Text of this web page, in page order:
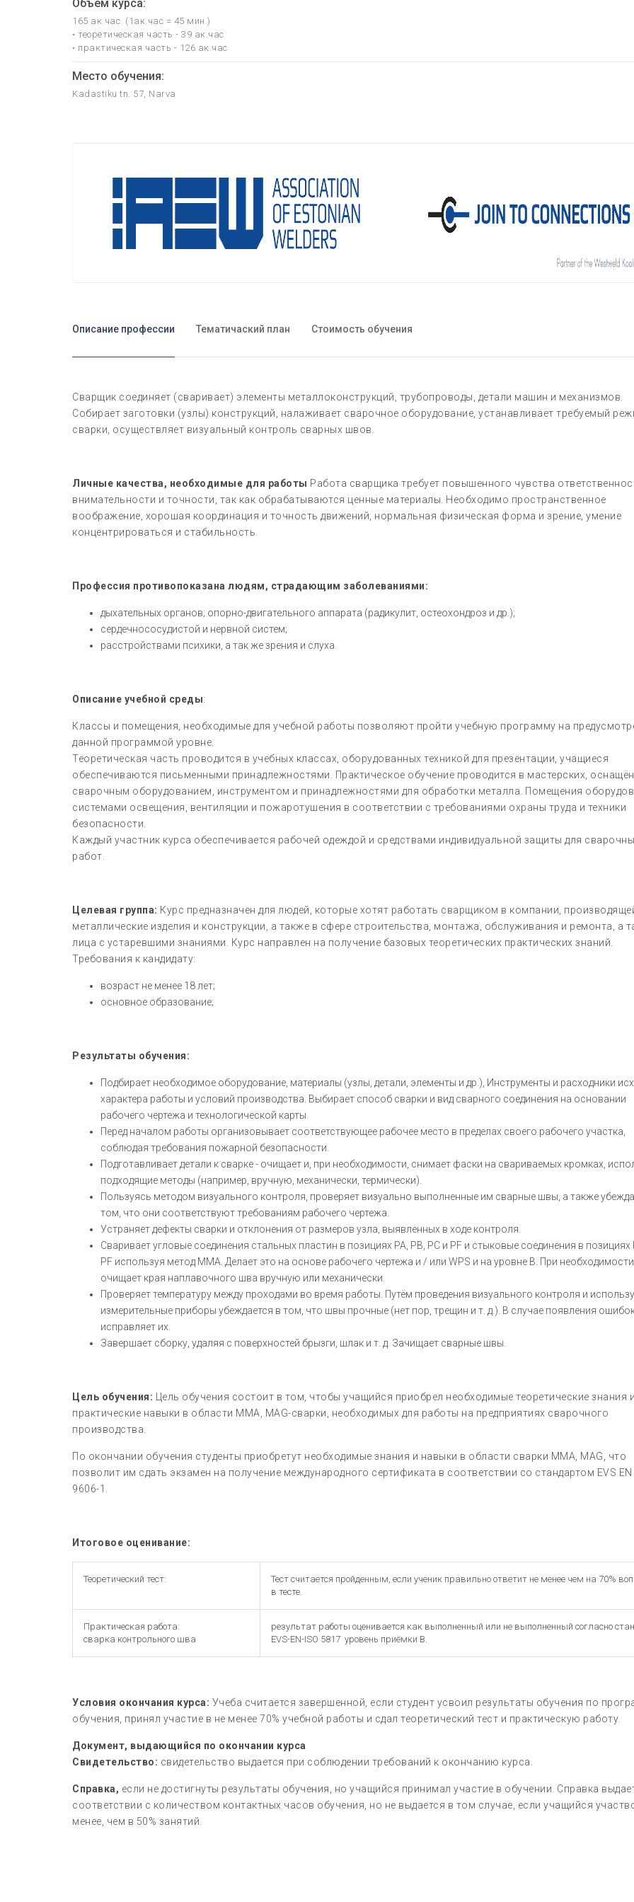
Объём курса:
165 ак.час. (1ак.час = 45 мин.)
• теоретическая часть - 39 ак.час
• практическая часть - 126 ак.час
Место обучения:
Kadastiku tn. 57, Narva
Описание профессии Тематичаский план Стоимость обучения
Сварщик соединяет (сваривает) элементы металлоконструкций, трубопроводы, детали машин и механизмов.
Собирает заготовки (узлы) конструкций, налаживает сварочное оборудование, устанавливает требуемый
сварки, осуществляет визуальный контроль сварных швов.
Личные качества, необходимые для работы Работа сварщика требует повышенного чувства
внимательности и точности, так как обрабатываются ценные материалы. Необходимо пространственное
воображение, хорошая координация и точность движений, нормальная физическая форма и зрение, умение
концентрироваться и стабильность.
Профессия противопоказана людям, страдающим заболеваниями:
дыхательных органов; опорно-двигательного аппарата (радикулит, остеохондроз и др.);
сердечнососудистой и нервной систем;
расстройствами психики, а так же зрения и слуха.
Описание учебной среды:
Классы и помещения, необходимые для учебной работы позволяют пройти учебную программу на
данной программой уровне.
Теоретическая часть проводится в учебных классах, оборудованных техникой для презентации, учащиеся
обеспечиваются письменными принадлежностями. Практическое обучение проводится в мастерских,
сварочным оборудованием, инструментом и принадлежностями для обработки металла. Помещения
системами освещения, вентиляции и пожаротушения в соответствии с требованиями охраны труда и техники
безопасности.
Каждый участник курса обеспечивается рабочей одеждой и средствами индивидуальной защиты для
работ.
Целевая группа: Курс предназначен для людей, которые хотят работать сварщиком в компании,
металлические изделия и конструкции, а также в сфере строительства, монтажа, обслуживания и ремонта, а
лица с устаревшими знаниями. Курс направлен на получение базовых теоретических практических знаний.
Требования к кандидату:
возраст не менее 18 лет;
основное образование;
Результаты обучения:
Подбирает необходимое оборудование, материалы (узлы, детали, элементы и др.), Инструменты и расходники
характера работы и условий производства. Выбирает способ сварки и вид сварного соединения на основании
рабочего чертежа и технологической карты.
Перед началом работы организовывает соответствующее рабочее место в пределах своего рабочего участка,
соблюдая требования пожарной безопасности.
Подготавливает детали к сварке - очищает и, при необходимости, снимает фаски на свариваемых кромках,
подходящие методы (например, вручную, механически, термически).
Пользуясь методом визуального контроля, проверяет визуально выполненные им сварные швы, а также
том, что они соответствуют требованиям рабочего чертежа.
Устраняет дефекты сварки и отклонения от размеров узла, выявленных в ходе контроля.
Сваривает угловые соединения стальных пластин в позициях PA, PB, PC и PF и стыковые соединения в позициях
PF используя метод MMA. Делает это на основе рабочего чертежа и / или WPS и на уровне В. При необходимости
очищает края наплавочного шва вручную или механически.
Проверяет температуру между проходами во время работы. Путём проведения визуального контроля и
измерительные приборы убеждается в том, что швы прочные (нет пор, трещин и т. д.). В случае появления
исправляет их.
Завершает сборку, удаляя с поверхностей брызги, шлак и т. д. Зачищает сварные швы.
Цель обучения: Цель обучения состоит в том, чтобы учащийся приобрел необходимые теоретические знания и
практические навыки в области MMA, MAG-сварки, необходимых для работы на предприятиях сварочного
производства.
По окончании обучения студенты приобретут необходимые знания и навыки в области сварки MMA, MAG, что
позволит им сдать экзамен на получение международного сертификата в соответствии со стандартом EVS EN
9606-1.
Итоговое оценивание:
Теоретический тест:
Тест считается пройденным, если ученик правильно ответит не менее чем на 70%
в тесте.
Практическая работа:
сварка контрольного шва
результат работы оценивается как выполненный или не выполненный согласно
EVS-EN-ISO 5817 уровень приёмки B.
Условия окончания курса: Учеба считается завершенной, если студент усвоил результаты обучения по
обучения, принял участие в не менее 70% учебной работы и сдал теоретический тест и практическую работу.
Документ, выдающийся по окончании курса
Свидетельство: свидетельство выдается при соблюдении требований к окончанию курса.
Справка, если не достигнуты результаты обучения, но учащийся принимал участие в обучении. Справка
соответствии с количеством контактных часов обучения, но не выдается в том случае, если учащийся
менее, чем в 50% занятий.